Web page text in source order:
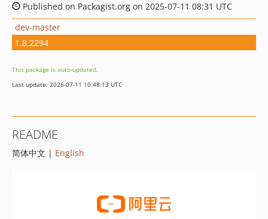
Published on Packagist.org on 2025-07-11 08:31 UTC
dev-master
1.8.2294
This package is auto-updated.
Last update: 2026-07-11 10:48:13 UTC
README
简体中文 | English